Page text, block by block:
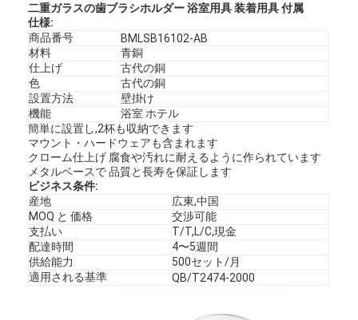
二重ガラスの歯ブラシホルダー 浴室用具 装着用具 付属
仕様:
商品番号
BMLSB16102-AB
材料
青銅
仕上げ
古代の銅
色
古代の銅
設置方法
壁掛け
機能
浴室 ホテル
簡単に設置し,2杯も収納できます
マウント・ハードウェアも含まれます
クローム仕上げ 腐食や汚れに耐えるように作られています
メタルベースで 品質と長寿を保証します
ビジネス条件:
産地
広東,中国
MOQ と 価格
交渉可能
支払い
T/T,L/C,現金
配達時間
4〜5週間
供給能力
500セット/月
適用される基準
QB/T2474-2000